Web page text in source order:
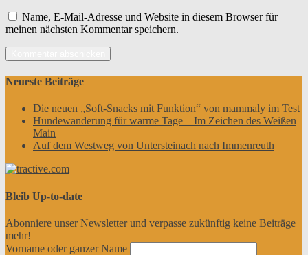
Name, E-Mail-Adresse und Website in diesem Browser für
meinen nächsten Kommentar speichern.
Neueste Beiträge
Die neuen „Soft-Snacks mit Funktion“ von mammaly im Test
Hundewanderung für warme Tage – Im Zeichen des Weißen
Main
Auf dem Westweg von Untersteinach nach Immenreuth
Bleib Up-to-date
Abonniere unser Newsletter und verpasse zukünftig keine Beiträge
mehr!
Vorname oder ganzer Name